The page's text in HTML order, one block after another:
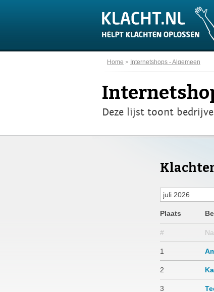
Home Internetshops - Algemeen
Deze lijst toont
Plaats
#
1
2
3